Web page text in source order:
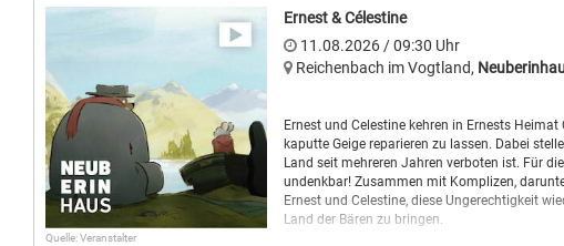
knifflige Rätsel und eine spannende
und die Vielfalt jüdischen Lebens, sondern
Teamwork: Nur gemeinsam kann die
gerettet werden. Das Spiel ist für Einsteiger
Dauer: 2 Stunden
Teilnahme ab 16 Jahren!
Hier keine Tickets verfügbar
Quelle: Veranstalter
Ernest & Célestine
11.08.2026/ 09:30 Uhr
Reichenbach im Vogtland,
Ernest und Celestine kehren in Ernests
kaputte Geige reparieren zu lassen. Dabei
Land seit mehreren Jahren verboten ist. Für
undenkbar! Zusammen mit Komplizen,
Ernest und Celestine, diese Ungerechtigkeit
Land der Bären zu bringen.